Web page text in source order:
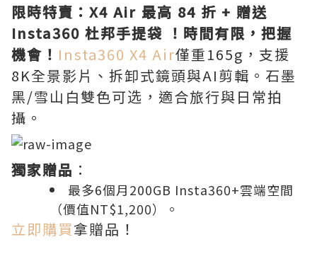
限時特賣：X4 Air 最高 84 折 + 贈送
Insta360 杜邦手提袋 ！時間有限，把握
機會！ Insta360 X4 Air僅重165g，支援
8K全景影片、拆卸式鏡頭與AI剪輯。石墨
黑/雪山白雙色可选，適合旅行與日常拍
攝。
獨家贈品 ：
最多6個月200GB Insta360+雲端空間
（價值NT$1,200）。
立即購買拿贈品！